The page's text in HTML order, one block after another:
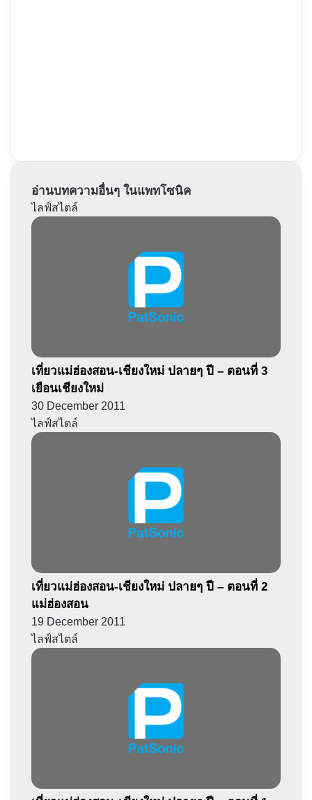
อ่านบทความอื่นๆ ในแพทโซนิค
ไลฟ์สไตล์
เที่ยวแม่ฮ่องสอน-เชียงใหม่ ปลายๆ ปี – ตอนที่ 3
เยือนเชียงใหม่
30 December 2011
ไลฟ์สไตล์
เที่ยวแม่ฮ่องสอน-เชียงใหม่ ปลายๆ ปี – ตอนที่ 2
แม่ฮ่องสอน
19 December 2011
ไลฟ์สไตล์